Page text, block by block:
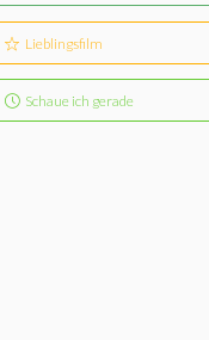
Lieblingsfilm
Schaue ich gerade